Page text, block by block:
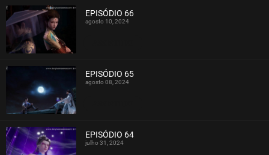
EPISÓDIO 66
agosto 10, 2024
EPISÓDIO 65
agosto 08, 2024
EPISÓDIO 64
julho 31, 2024